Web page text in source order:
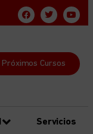
Próximos Cursos
Servicios